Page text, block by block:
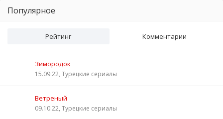
Популярное
Рейтинг Комментарии
Зимородок
15.09.22, Турецкие сериалы
Ветреный
09.10.22, Турецкие сериалы